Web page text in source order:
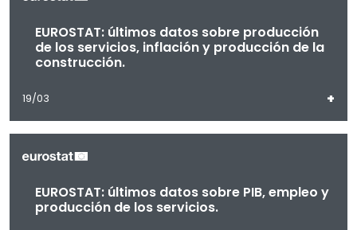
EUROSTAT: últimos datos sobre producción
de los servicios, inflación y producción de la
construcción.
19/03 +
EUROSTAT: últimos datos sobre PIB, empleo y
producción de los servicios.